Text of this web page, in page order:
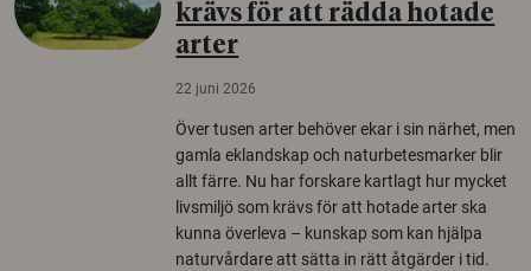
krävs för att rädda hotade
arter
22 juni 2026
Över tusen arter behöver ekar i sin närhet, men
gamla eklandskap och naturbetesmarker blir
allt färre. Nu har forskare kartlagt hur mycket
livsmiljö som krävs för att hotade arter ska
kunna överleva – kunskap som kan hjälpa
naturvårdare att sätta in rätt åtgärder i tid.